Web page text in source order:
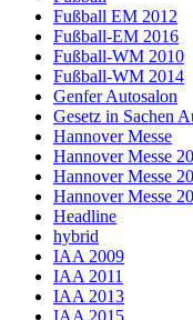
Fußball EM 2012
Fußball-EM 2016
Fußball-WM 2010
Fußball-WM 2014
Genfer Autosalon
Gesetz in Sachen
Hannover Messe
Hannover Messe
Hannover Messe
Hannover Messe
Headline
hybrid
IAA 2009
IAA 2011
IAA 2013